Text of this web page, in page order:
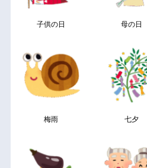
子供の日 母の日
梅雨 七夕